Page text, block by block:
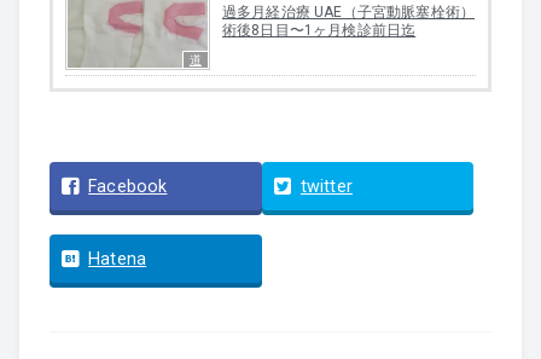
道
過多月経治療 UAE（子宮動脈塞栓術）
術後8日目〜1ヶ月検診前日迄
Facebook twitter
Hatena